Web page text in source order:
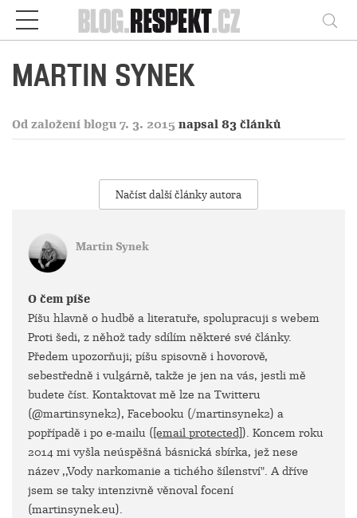
Respekt
MARTIN SYNEK
Od založení blogu 7. 3. 2015 napsal 83 článků
Načíst další články autora
Martin Synek
O čem píše
Píšu hlavně o hudbě a literatuře, spolupracuji s webem
Proti šedi, z něhož tady sdílím některé své články.
Předem upozorňuji; píšu spisovně i hovorově,
sebestředně i vulgárně, takže je jen na vás, jestli mě
budete číst. Kontaktovat mě lze na Twitteru
(@martinsynek2), Facebooku (/martinsynek2) a
popřípadě i po e-mailu ([email protected]). Koncem roku
2014 mi vyšla neúspěšná básnická sbírka, jež nese
název ,,Vody narkomanie a tichého šílenství". A dříve
jsem se taky intenzivně věnoval focení
(martinsynek.eu).